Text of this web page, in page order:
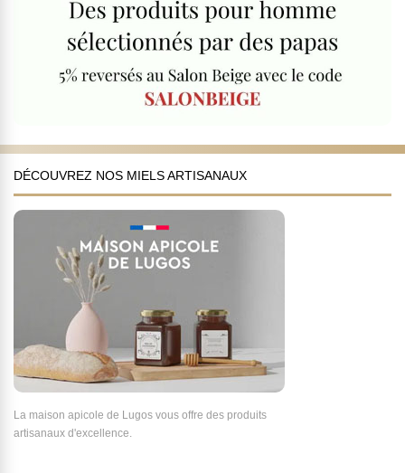
DÉCOUVREZ NOS MIELS ARTISANAUX
La maison apicole de Lugos vous offre des produits
artisanaux d'excellence.